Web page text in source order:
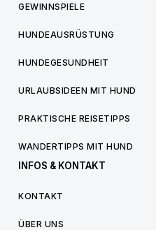
GEWINNSPIELE
HUNDEAUSRÜSTUNG
HUNDEGESUNDHEIT
URLAUBSIDEEN MIT HUND
PRAKTISCHE REISETIPPS
WANDERTIPPS MIT HUND
INFOS & KONTAKT
KONTAKT
ÜBER UNS